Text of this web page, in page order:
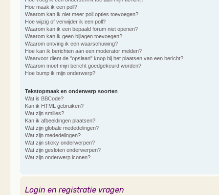
Hoe maak ik een poll?
Waarom kan ik niet meer poll opties toevoegen?
Hoe wijzig of verwijder ik een poll?
Waarom kan ik een bepaald forum niet openen?
Waarom kan ik geen bijlagen toevoegen?
Waarom ontving ik een waarschuwing?
Hoe kan ik berichten aan een moderator melden?
Waarvoor dient de "opslaan" knop bij het plaatsen van een bericht?
Waarom moet mijn bericht goedgekeurd worden?
Hoe bump ik mijn onderwerp?
Tekstopmaak en onderwerp soorten
Wat is BBCode?
Kan ik HTML gebruiken?
Wat zijn smilies?
Kan ik afbeeldingen plaatsen?
Wat zijn globale mededelingen?
Wat zijn mededelingen?
Wat zijn sticky onderwerpen?
Wat zijn gesloten onderwerpen?
Wat zijn onderwerp iconen?
Login en registratie vragen